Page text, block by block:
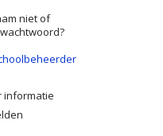
niet of
informatie